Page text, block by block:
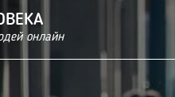
онлайн